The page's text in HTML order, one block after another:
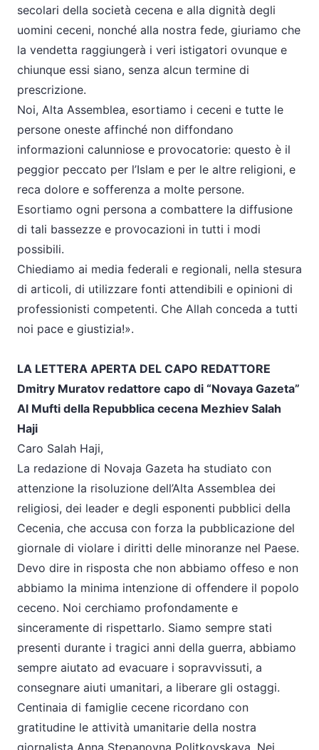
secolari della società cecena e alla dignità degli
uomini ceceni, nonché alla nostra fede, giuriamo che
la vendetta raggiungerà i veri istigatori ovunque e
chiunque essi siano, senza alcun termine di
prescrizione.
Noi, Alta Assemblea, esortiamo i ceceni e tutte le
persone oneste affinché non diffondano
informazioni calunniose e provocatorie: questo è il
peggior peccato per l’Islam e per le altre religioni, e
reca dolore e sofferenza a molte persone.
Esortiamo ogni persona a combattere la diffusione
di tali bassezze e provocazioni in tutti i modi
possibili.
Chiediamo ai media federali e regionali, nella stesura
di articoli, di utilizzare fonti attendibili e opinioni di
professionisti competenti. Che Allah conceda a tutti
noi pace e giustizia!».
LA LETTERA APERTA DEL CAPO REDATTORE
Dmitry Muratov redattore capo di “Novaya Gazeta”
Al Mufti della Repubblica cecena Mezhiev Salah
Haji
Caro Salah Haji,
La redazione di Novaja Gazeta ha studiato con
attenzione la risoluzione dell’Alta Assemblea dei
religiosi, dei leader e degli esponenti pubblici della
Cecenia, che accusa con forza la pubblicazione del
giornale di violare i diritti delle minoranze nel Paese.
Devo dire in risposta che non abbiamo offeso e non
abbiamo la minima intenzione di offendere il popolo
ceceno. Noi cerchiamo profondamente e
sinceramente di rispettarlo. Siamo sempre stati
presenti durante i tragici anni della guerra, abbiamo
sempre aiutato ad evacuare i sopravvissuti, a
consegnare aiuti umanitari, a liberare gli ostaggi.
Centinaia di famiglie cecene ricordano con
gratitudine le attività umanitarie della nostra
giornalista Anna Stepanovna Politkovskaya. Nei